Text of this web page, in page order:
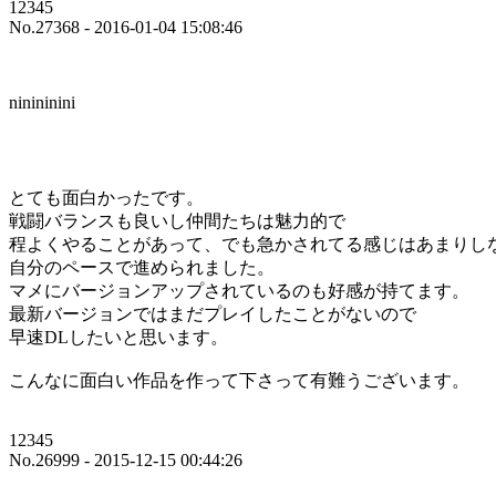
12345
No.27368 - 2016-01-04 15:08:46
ninininini
とても面白かったです。
戦闘バランスも良いし仲間たちは魅力的で
程よくやることがあって、でも急かされてる感じはあまりし
自分のペースで進められました。
マメにバージョンアップされているのも好感が持てます。
最新バージョンではまだプレイしたことがないので
早速DLしたいと思います。
こんなに面白い作品を作って下さって有難うございます。
12345
No.26999 - 2015-12-15 00:44:26